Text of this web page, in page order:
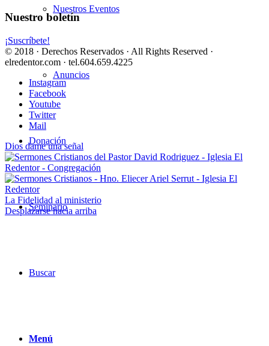
Nuestros Eventos
Anuncios
Donación
Seminario
Buscar
Menú
Nuestro boletín
¡Suscríbete!
© 2018 · Derechos Reservados · All Rights Reserved ·
elredentor.com · tel.604.659.4225
Instagram
Facebook
Youtube
Twitter
Mail
Dios dame una señal
La Fidelidad al ministerio
Desplazarse hacia arriba